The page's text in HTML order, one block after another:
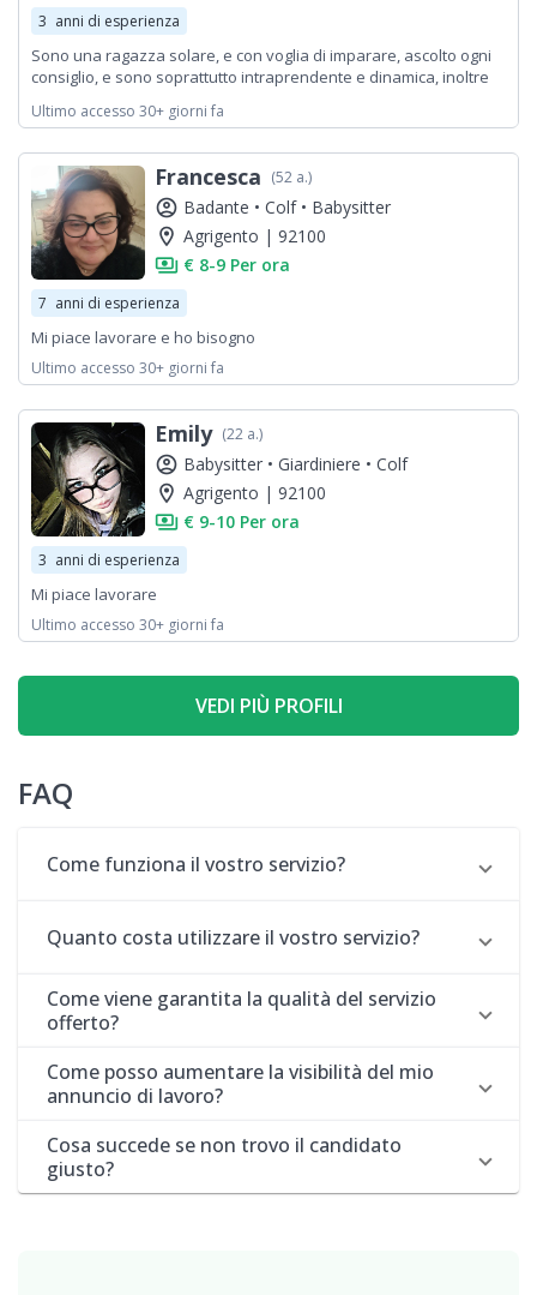
3 anni di esperienza
Sono una ragazza solare, e con voglia di imparare, ascolto ogni
consiglio, e sono soprattutto intraprendente e dinamica, inoltre
Ultimo accesso 30+ giorni fa
Francesca (52 a.)
account_circle Badante • Colf • Babysitter
location_on Agrigento | 92100
payments € 8-9 Per ora
7 anni di esperienza
Mi piace lavorare e ho bisogno
Ultimo accesso 30+ giorni fa
Emily (22 a.)
account_circle Babysitter • Giardiniere • Colf
location_on Agrigento | 92100
payments € 9-10 Per ora
3 anni di esperienza
Mi piace lavorare
Ultimo accesso 30+ giorni fa
VEDI PIÙ PROFILI
FAQ
Come funziona il vostro servizio?
Quanto costa utilizzare il vostro servizio?
Come viene garantita la qualità del servizio
offerto?
Come posso aumentare la visibilità del mio
annuncio di lavoro?
Cosa succede se non trovo il candidato
giusto?